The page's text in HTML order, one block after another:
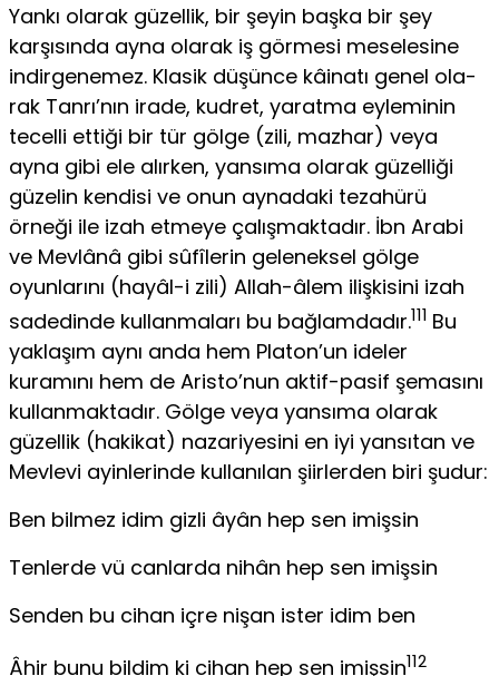
Yankı olarak güzellik, bir şeyin başka bir şey
karşısında ayna olarak iş görmesi meselesine
indirgenemez. Klasik düşünce kâinatı genel ola­
rak Tanrı’nın irade, kudret, yaratma eyleminin
tecelli ettiği bir tür gölge (zili, mazhar) veya
ayna gibi ele alırken, yansıma olarak güzelliği
güzelin kendisi ve onun aynadaki tezahürü
örneği ile izah etmeye çalışmaktadır. İbn Arabi
ve Mevlânâ gibi sûfîlerin geleneksel gölge
oyunlarını (hayâl-i zili) Allah-âlem ilişkisini izah
sadedinde kullanmaları bu bağlamdadır.111 Bu
yaklaşım aynı anda hem Platon’un ideler
kuramını hem de Aris­to’nun aktif-pasif şemasını
kullanmaktadır. Gölge veya yansıma olarak
güzellik (hakikat) nazariyesini en iyi yansıtan ve
Mevlevi ayinlerinde kullanılan şiirlerden biri şudur:
Ben bilmez idim gizli âyân hep sen imişsin
Tenlerde vü canlarda nihân hep sen imişsin
Senden bu cihan içre nişan ister idim ben
Âhir bunu bildim ki cihan hep sen imişsin112